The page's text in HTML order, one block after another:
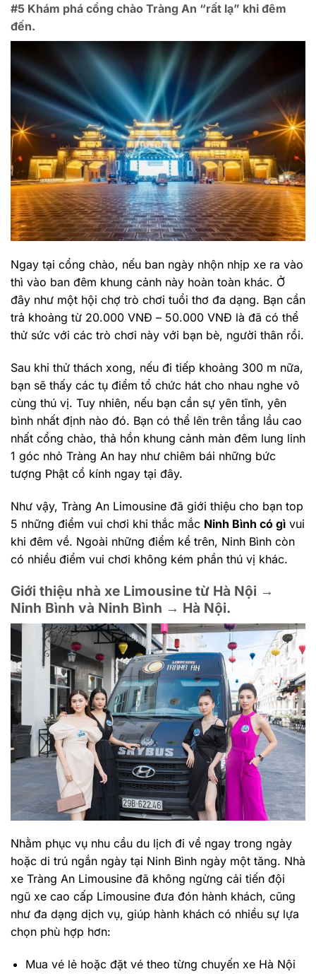
#5 Khám phá cổng chào Tràng An “rất lạ” khi đêm
đến.
Ngay tại cổng chào, nếu ban ngày nhộn nhịp xe ra vào
thì vào ban đêm khung cảnh này hoàn toàn khác. Ở
đây như một hội chợ trò chơi tuổi thơ đa dạng. Bạn cần
trả khoảng từ 20.000 VNĐ – 50.000 VNĐ là đã có thể
thử sức với các trò chơi này với bạn bè, người thân rồi.
Sau khi thử thách xong, nếu đi tiếp khoảng 300 m nữa,
bạn sẽ thấy các tụ điểm tổ chức hát cho nhau nghe vô
cùng thú vị. Tuy nhiên, nếu bạn cần sự yên tĩnh, yên
bình nhất định nào đó. Bạn có thể lên trên tầng lầu cao
nhất cổng chào, thả hồn khung cảnh màn đêm lung linh
1 góc nhỏ Tràng An hay như chiêm bái những bức
tượng Phật cổ kính ngay tại đây.
Như vậy, Tràng An Limousine đã giới thiệu cho bạn top
5 những điểm vui chơi khi thắc mắc Ninh Bình có gì vui
khi đêm về. Ngoài những điểm kể trên, Ninh Bình còn
có nhiều điểm vui chơi không kém phần thú vị khác.
Giới thiệu nhà xe Limousine từ Hà Nội →
Ninh Bình và Ninh Bình → Hà Nội.
Nhằm phục vụ nhu cầu du lịch đi về ngay trong ngày
hoặc di trú ngắn ngày tại Ninh Bình ngày một tăng. Nhà
xe Tràng An Limousine đã không ngừng cải tiến đội
ngũ xe cao cấp Limousine đưa đón hành khách, cũng
như đa dạng dịch vụ, giúp hành khách có nhiều sự lựa
chọn phù hợp hơn:
Mua vé lẻ hoặc đặt vé theo từng chuyến xe Hà Nội